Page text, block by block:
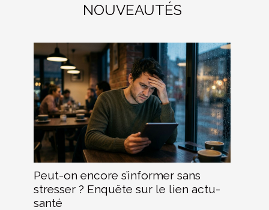
NOUVEAUTÉS
Peut-on encore s’informer sans
stresser ? Enquête sur le lien actu-
santé